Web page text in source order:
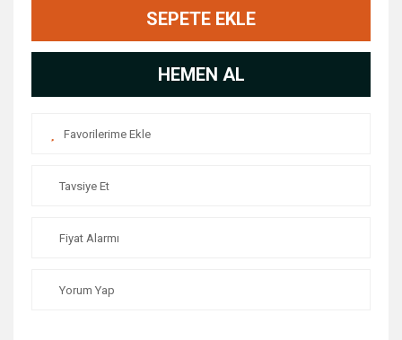
SEPETE EKLE
HEMEN AL
Tavsiye Et
Fiyat Alarmı
Yorum Yap